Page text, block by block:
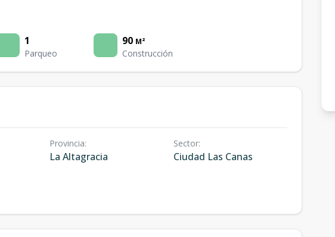
1
Parqueo
90 M²
Construcción
Provincia:
La Altagracia
Sector:
Ciudad Las Canas